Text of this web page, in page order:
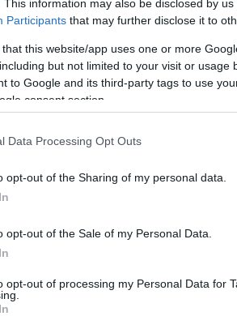
This information may also be disclosed by
Participants that may further disclose it to
that this website/app uses one or more
but not limited to your visit or usage
to Google and its third-party tags to use
consent section.
Data Processing Opt Outs
opt-out of the Sharing of my personal data.
opt-out of the Sale of my Personal Data.
opt-out of processing my Personal Data for
a Blue Origin keresetét, amit azért nyújtott